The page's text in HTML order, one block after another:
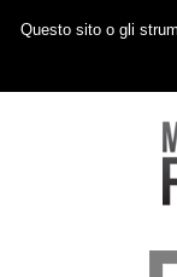
Questo sito o gli